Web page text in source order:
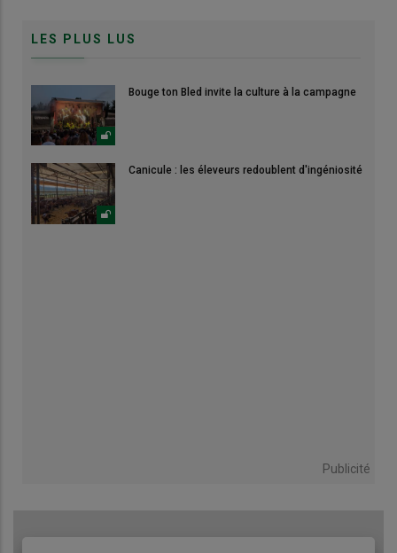
LES PLUS LUS
Bouge ton Bled invite la culture à la campagne
Canicule : les éleveurs redoublent d'ingéniosité
Publicité